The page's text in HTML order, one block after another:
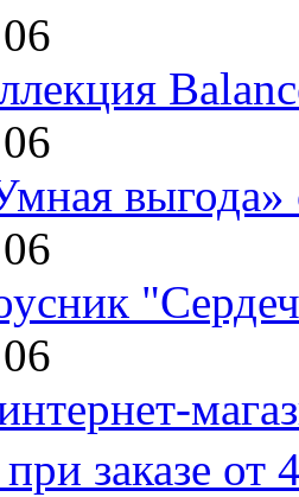
выгода»
при заказе от